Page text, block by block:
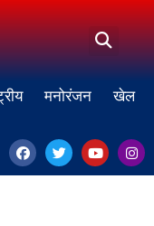
मनोरंजन खेल